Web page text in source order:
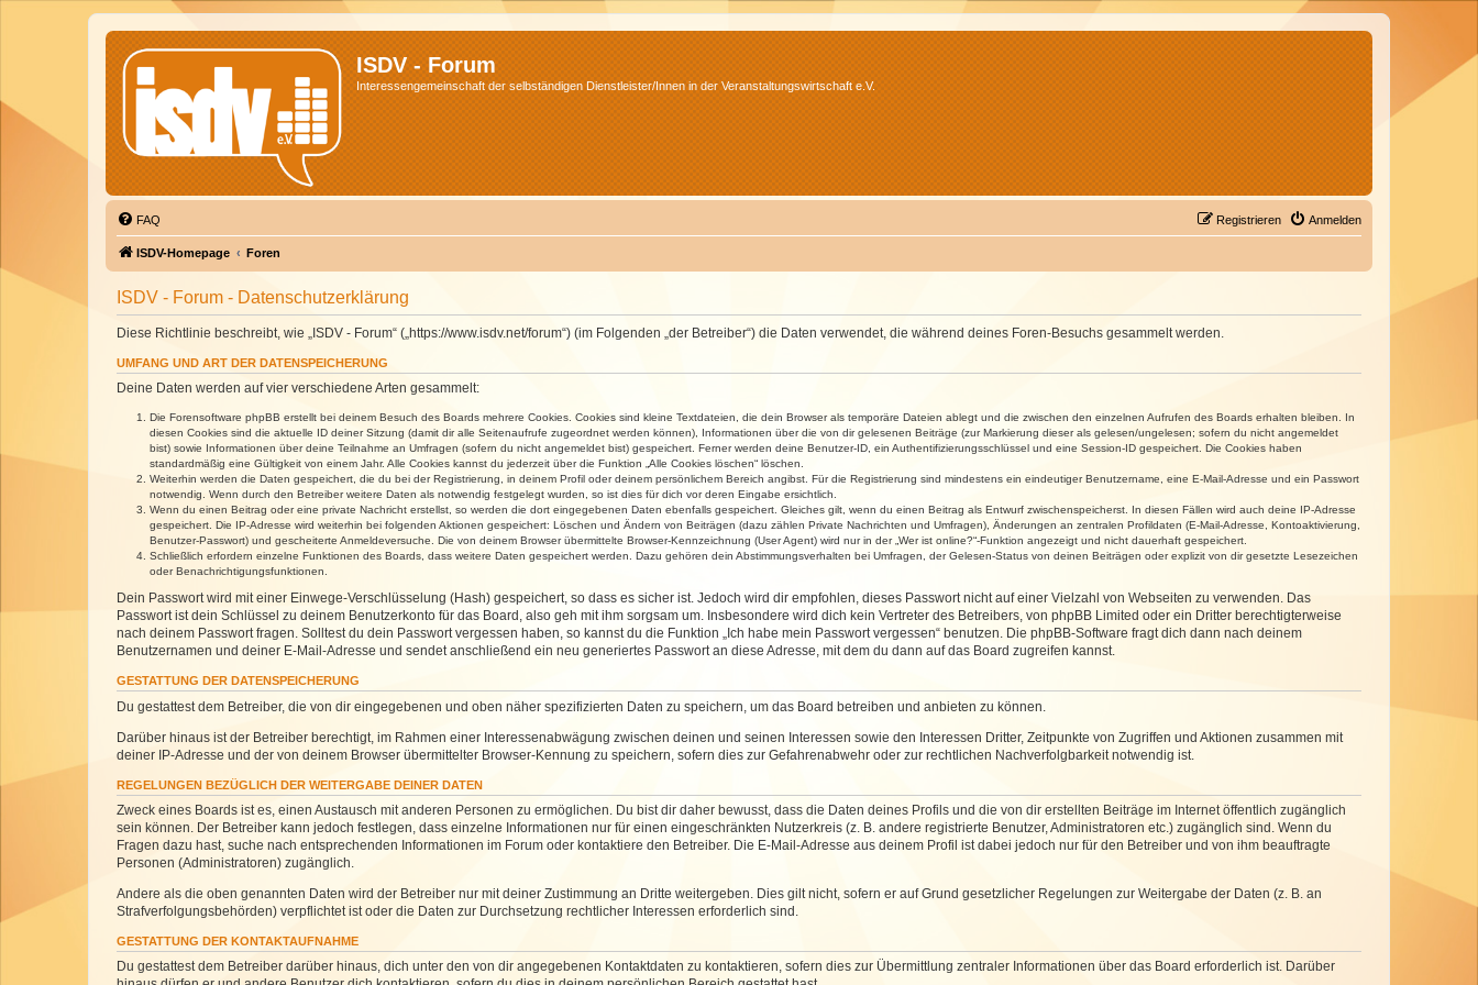
ISDV - Forum
Interessengemeinschaft der selbständigen Dienstleister/Innen in der Veranstaltungswirtschaft e.V.
FAQ Anmelden
Registrieren
ISDV-Homepage Foren
ISDV - Forum - Datenschutzerklärung
Diese Richtlinie beschreibt, wie „ISDV - Forum“ („https://www.isdv.net/forum“) (im Folgenden „der Betreiber“) die Daten verwendet, die während deines Foren-Besuchs gesammelt werden.
UMFANG UND ART DER DATENSPEICHERUNG
Deine Daten werden auf vier verschiedene Arten gesammelt:
Die Forensoftware phpBB erstellt bei deinem Besuch des Boards mehrere Cookies. Cookies sind kleine Textdateien, die dein Browser als temporäre Dateien ablegt und die zwischen den einzelnen Aufrufen des Boards erhalten bleiben. In
diesen Cookies sind die aktuelle ID deiner Sitzung (damit dir alle Seitenaufrufe zugeordnet werden können), Informationen über die von dir gelesenen Beiträge (zur Markierung dieser als gelesen/ungelesen; sofern du nicht angemeldet
bist) sowie Informationen über deine Teilnahme an Umfragen (sofern du nicht angemeldet bist) gespeichert. Ferner werden deine Benutzer-ID, ein Authentifizierungsschlüssel und eine Session-ID gespeichert. Die Cookies haben
standardmäßig eine Gültigkeit von einem Jahr. Alle Cookies kannst du jederzeit über die Funktion „Alle Cookies löschen“ löschen.
Weiterhin werden die Daten gespeichert, die du bei der Registrierung, in deinem Profil oder deinem persönlichem Bereich angibst. Für die Registrierung sind mindestens ein eindeutiger Benutzername, eine E-Mail-Adresse und ein Passwort
notwendig. Wenn durch den Betreiber weitere Daten als notwendig festgelegt wurden, so ist dies für dich vor deren Eingabe ersichtlich.
Wenn du einen Beitrag oder eine private Nachricht erstellst, so werden die dort eingegebenen Daten ebenfalls gespeichert. Gleiches gilt, wenn du einen Beitrag als Entwurf zwischenspeicherst. In diesen Fällen wird auch deine IP-Adresse
gespeichert. Die IP-Adresse wird weiterhin bei folgenden Aktionen gespeichert: Löschen und Ändern von Beiträgen (dazu zählen Private Nachrichten und Umfragen), Änderungen an zentralen Profildaten (E-Mail-Adresse, Kontoaktivierung,
Benutzer-Passwort) und gescheiterte Anmeldeversuche. Die von deinem Browser übermittelte Browser-Kennzeichnung (User Agent) wird nur in der „Wer ist online?“-Funktion angezeigt und nicht dauerhaft gespeichert.
Schließlich erfordern einzelne Funktionen des Boards, dass weitere Daten gespeichert werden. Dazu gehören dein Abstimmungsverhalten bei Umfragen, der Gelesen-Status von deinen Beiträgen oder explizit von dir gesetzte Lesezeichen
oder Benachrichtigungsfunktionen.
Dein Passwort wird mit einer Einwege-Verschlüsselung (Hash) gespeichert, so dass es sicher ist. Jedoch wird dir empfohlen, dieses Passwort nicht auf einer Vielzahl von Webseiten zu verwenden. Das
Passwort ist dein Schlüssel zu deinem Benutzerkonto für das Board, also geh mit ihm sorgsam um. Insbesondere wird dich kein Vertreter des Betreibers, von phpBB Limited oder ein Dritter berechtigterweise
nach deinem Passwort fragen. Solltest du dein Passwort vergessen haben, so kannst du die Funktion „Ich habe mein Passwort vergessen“ benutzen. Die phpBB-Software fragt dich dann nach deinem
Benutzernamen und deiner E-Mail-Adresse und sendet anschließend ein neu generiertes Passwort an diese Adresse, mit dem du dann auf das Board zugreifen kannst.
GESTATTUNG DER DATENSPEICHERUNG
Du gestattest dem Betreiber, die von dir eingegebenen und oben näher spezifizierten Daten zu speichern, um das Board betreiben und anbieten zu können.
Darüber hinaus ist der Betreiber berechtigt, im Rahmen einer Interessenabwägung zwischen deinen und seinen Interessen sowie den Interessen Dritter, Zeitpunkte von Zugriffen und Aktionen zusammen mit
deiner IP-Adresse und der von deinem Browser übermittelter Browser-Kennung zu speichern, sofern dies zur Gefahrenabwehr oder zur rechtlichen Nachverfolgbarkeit notwendig ist.
REGELUNGEN BEZÜGLICH DER WEITERGABE DEINER DATEN
Zweck eines Boards ist es, einen Austausch mit anderen Personen zu ermöglichen. Du bist dir daher bewusst, dass die Daten deines Profils und die von dir erstellten Beiträge im Internet öffentlich zugänglich
sein können. Der Betreiber kann jedoch festlegen, dass einzelne Informationen nur für einen eingeschränkten Nutzerkreis (z. B. andere registrierte Benutzer, Administratoren etc.) zugänglich sind. Wenn du
Fragen dazu hast, suche nach entsprechenden Informationen im Forum oder kontaktiere den Betreiber. Die E-Mail-Adresse aus deinem Profil ist dabei jedoch nur für den Betreiber und von ihm beauftragte
Personen (Administratoren) zugänglich.
Andere als die oben genannten Daten wird der Betreiber nur mit deiner Zustimmung an Dritte weitergeben. Dies gilt nicht, sofern er auf Grund gesetzlicher Regelungen zur Weitergabe der Daten (z. B. an
Strafverfolgungsbehörden) verpflichtet ist oder die Daten zur Durchsetzung rechtlicher Interessen erforderlich sind.
GESTATTUNG DER KONTAKTAUFNAHME
Du gestattest dem Betreiber darüber hinaus, dich unter den von dir angegebenen Kontaktdaten zu kontaktieren, sofern dies zur Übermittlung zentraler Informationen über das Board erforderlich ist. Darüber